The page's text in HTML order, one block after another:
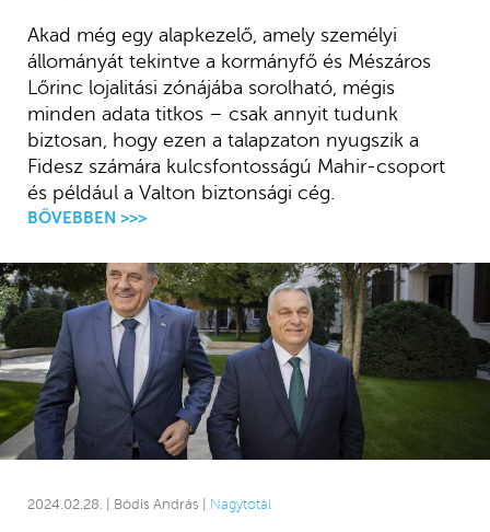
Akad még egy alapkezelő, amely személyi
állományát tekintve a kormányfő és Mészáros
Lőrinc lojalitási zónájába sorolható, mégis
minden adata titkos – csak annyit tudunk
biztosan, hogy ezen a talapzaton nyugszik a
Fidesz számára kulcsfontosságú Mahir-csoport
és például a Valton biztonsági cég.
BŐVEBBEN >>>
2024.02.28. | Bódis András | Nagytotál